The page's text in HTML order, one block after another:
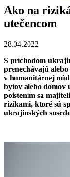
Ako na
utečencom
28.04.2022
S príchodom
prenechávajú
v humanitárnej
bytov alebo domov
poistením sa
rizikami, ktoré sú
ukrajinských